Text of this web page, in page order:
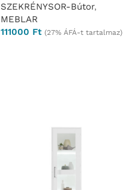
SZEKRÉNYSOR-Bútor,
MEBLAR
111000 Ft (27% ÁFÁ-t tartalmaz)